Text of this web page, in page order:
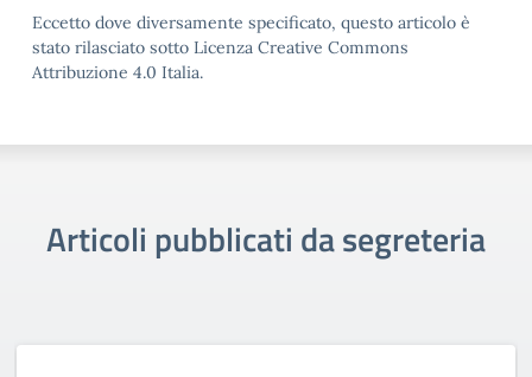
Eccetto dove diversamente specificato, questo articolo è
stato rilasciato sotto Licenza Creative Commons
Attribuzione 4.0 Italia.
Articoli pubblicati da segreteria